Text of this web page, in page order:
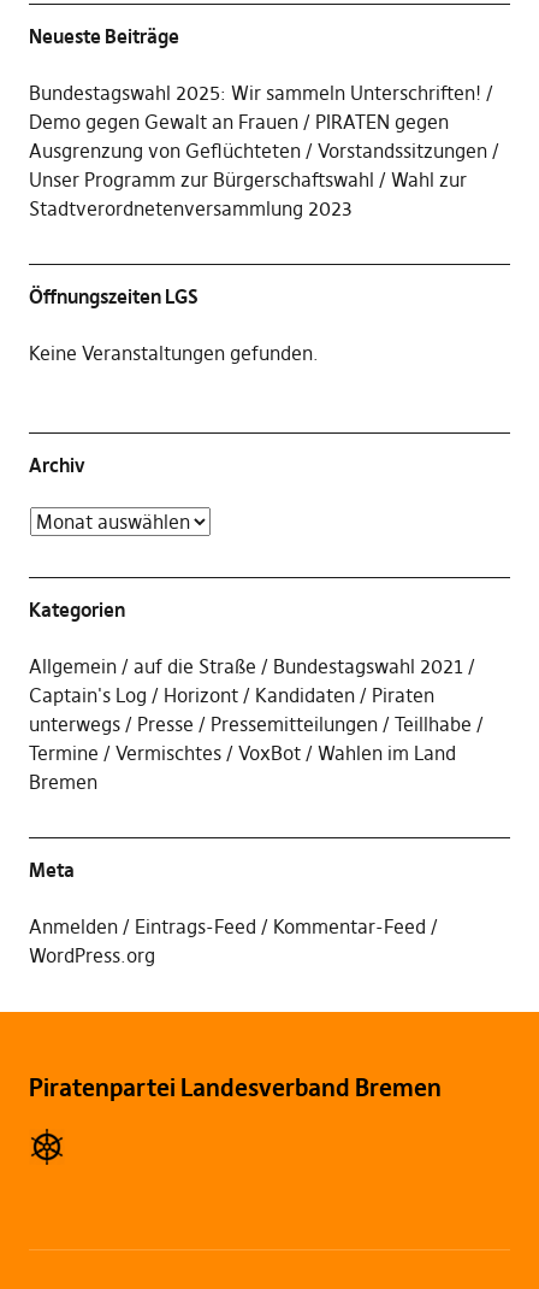
Neueste Beiträge
Bundestagswahl 2025: Wir sammeln Unterschriften!
Demo gegen Gewalt an Frauen
PIRATEN gegen
Ausgrenzung von Geflüchteten
Vorstandssitzungen
Unser Programm zur Bürgerschaftswahl / Wahl zur
Stadtverordnetenversammlung 2023
Öffnungszeiten LGS
Keine Veranstaltungen gefunden.
Archiv
Kategorien
Allgemein auf die Straße
Bundestagswahl 2021
Captain's Log
Horizont Kandidaten
Piraten
unterwegs
Presse Pressemitteilungen
Teillhabe
Termine
Vermischtes VoxBot
Wahlen im Land
Bremen
Meta
Anmelden Eintrags-Feed
Kommentar-Feed
WordPress.org
Piratenpartei Landesverband Bremen